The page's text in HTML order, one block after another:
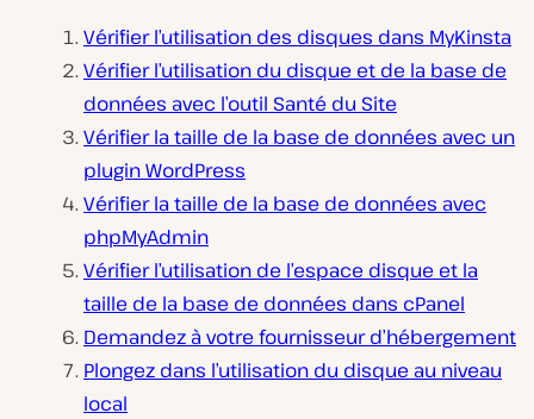
Vérifier l’utilisation des disques dans MyKinsta
Vérifier l’utilisation du disque et de la base de
données avec l’outil Santé du Site
Vérifier la taille de la base de données avec un
plugin WordPress
Vérifier la taille de la base de données avec
phpMyAdmin
Vérifier l’utilisation de l’espace disque et la
taille de la base de données dans cPanel
Demandez à votre fournisseur d’hébergement
Plongez dans l’utilisation du disque au niveau
local